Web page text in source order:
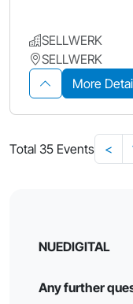
SELLWERK
SELLWERK
More
Total 35 Events <
NUEDIGITAL
Any further